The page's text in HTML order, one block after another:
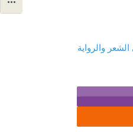
والرواية